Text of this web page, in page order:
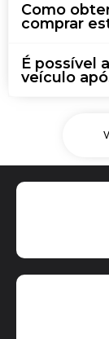
Como
comprar
É possível
veículo